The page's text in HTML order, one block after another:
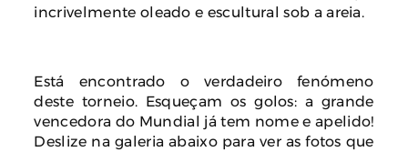
incrivelmente oleado e escultural sob a areia.
Está encontrado o verdadeiro fenómeno
deste torneio. Esqueçam os golos: a grande
vencedora do Mundial já tem nome e apelido!
Deslize na galeria abaixo para ver as fotos que